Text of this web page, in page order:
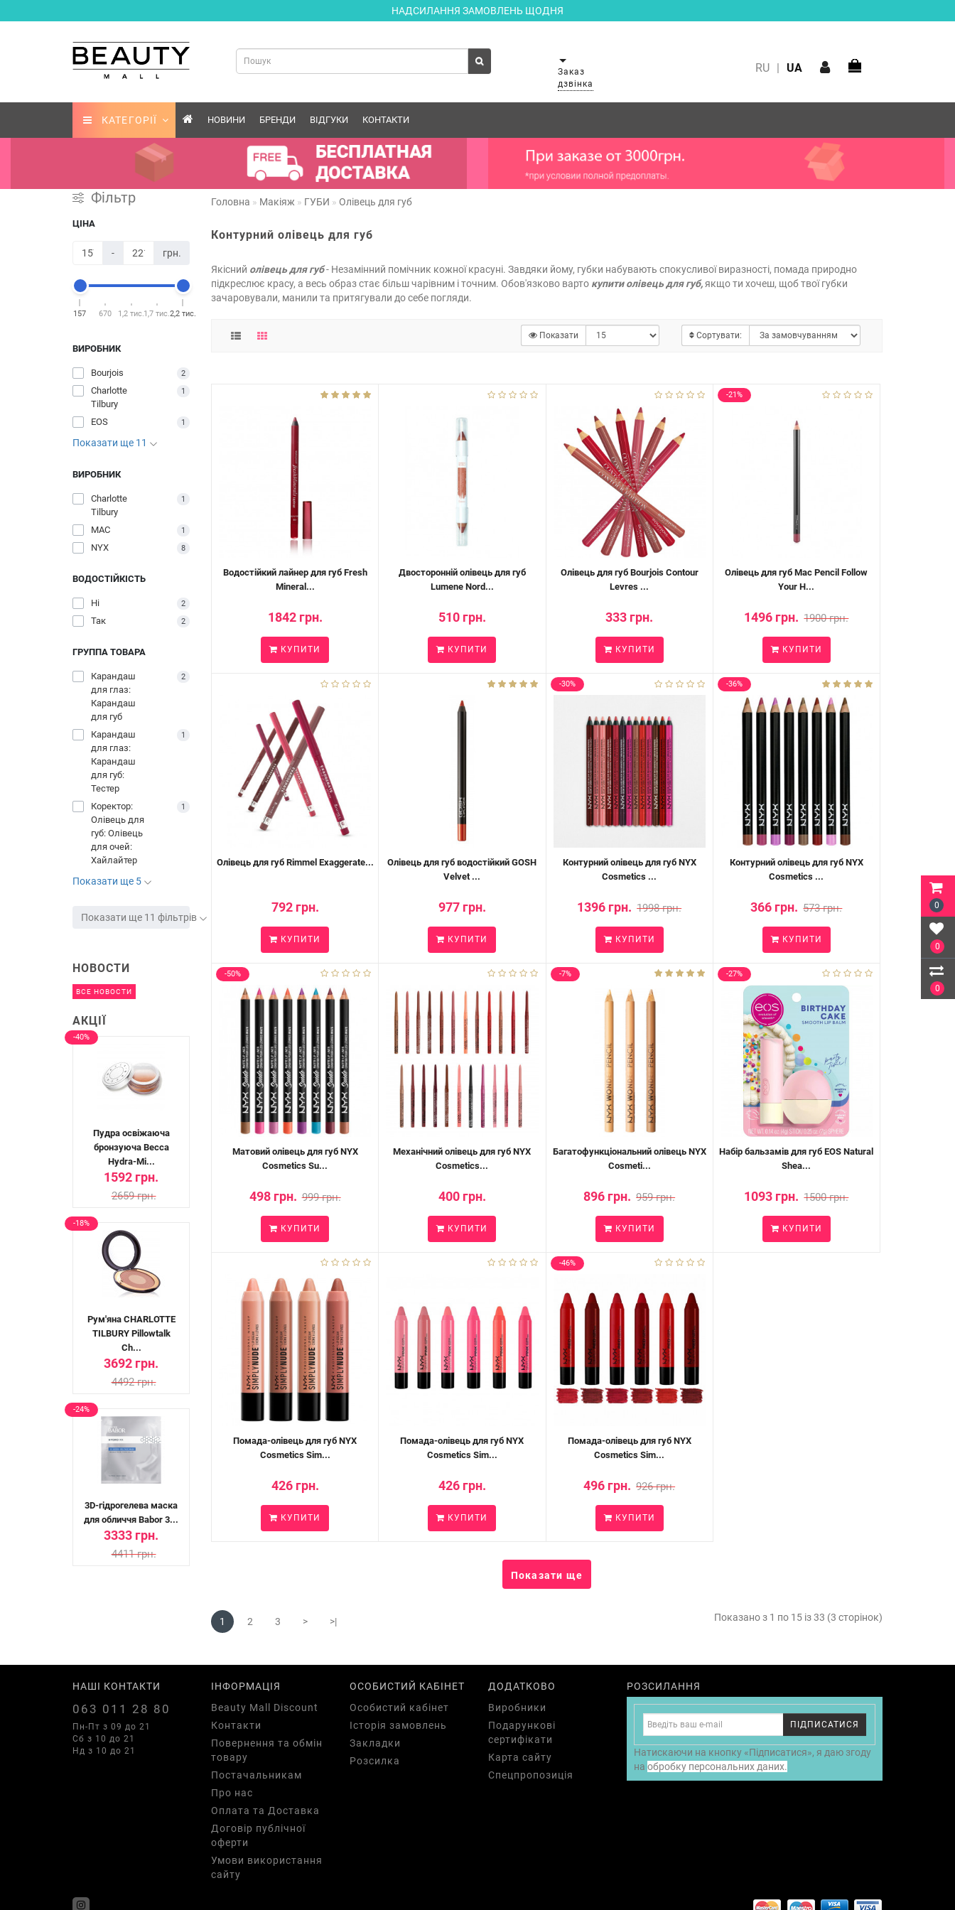
0
0
0
НАДСИЛАННЯ ЗАМОВЛЕНЬ ЩОДНЯ
Заказ
дзвінка
RU | UA
КАТЕГОРІЇ НОВИНИ БРЕНДИ ВІДГУКИ КОНТАКТИ
Фільтр
ЦІНА
- грн.
157 670 1,2 тис.1,7 тис.2,2 тис.
ВИРОБНИК
Bourjois 2
Charlotte
Tilbury
1
EOS 1
Показати ще 11
ВИРОБНИК
Charlotte
Tilbury
1
MAC 1
NYX 8
ВОДОСТІЙКІСТЬ
Ні 2
Так 2
ГРУППА ТОВАРА
Карандаш
для глаз:
Карандаш
для губ
2
Карандаш
для глаз:
Карандаш
для губ:
Тестер
1
Коректор:
Олівець для
губ: Олівець
для очей:
Хайлайтер
1
Показати ще 5
Показати ще 11 фільтрів
НОВОСТИ
ВСЕ НОВОСТИ
АКЦІЇ
-40%
Пудра освіжаюча
бронзуюча Becca
Hydra-Mi...
1592 грн.
2659 грн.
-18%
Рум'яна CHARLOTTE
TILBURY Pillowtalk
Ch...
3692 грн.
4492 грн.
-24%
3D-гідрогелева маска
для обличчя Babor 3...
3333 грн.
4411 грн.
Головна Макіяж ГУБИ Олівець для губ
Контурний олівець для губ
Якісний олівець для губ- Незамінний помічник кожної красуні. Завдяки йому, губки набувають спокусливої виразності, помада природно
підкреслює красу, а весь образ стає більш чарівним і точним. Обов'язково варто купити олівець для губ,якщо ти хочеш, щоб твої губки
зачаровували, манили та притягували до себе погляди.
Сортувати:
Показати
Водостійкий лайнер для губ Fresh
Mineral...
1842 грн.
КУПИТИ
Двосторонній олівець для губ
Lumene Nord...
510 грн.
КУПИТИ
Олівець для губ Bourjois Contour
Levres ...
333 грн.
КУПИТИ
-21%
Олівець для губ Mac Pencil Follow
Your H...
1496 грн. 1900 грн.
КУПИТИ
Олівець для губ Rimmel Exaggerate...
792 грн.
КУПИТИ
Олівець для губ водостійкий GOSH
Velvet ...
977 грн.
КУПИТИ
-30%
Контурний олівець для губ NYX
Cosmetics ...
1396 грн. 1998 грн.
КУПИТИ
-36%
Контурний олівець для губ NYX
Cosmetics ...
366 грн. 573 грн.
КУПИТИ
-50%
Матовий олівець для губ NYX
Cosmetics Su...
498 грн. 999 грн.
КУПИТИ
Механічний олівець для губ NYX
Cosmetics...
400 грн.
КУПИТИ
-7%
Багатофункціональний олівець NYX
Cosmeti...
896 грн. 959 грн.
КУПИТИ
-27%
Набір бальзамів для губ EOS Natural
Shea...
1093 грн. 1500 грн.
КУПИТИ
Помада-олівець для губ NYX
Cosmetics Sim...
426 грн.
КУПИТИ
Помада-олівець для губ NYX
Cosmetics Sim...
426 грн.
КУПИТИ
-46%
Помада-олівець для губ NYX
Cosmetics Sim...
496 грн. 926 грн.
КУПИТИ
Показати ще
1 2 3 > >| Показано з 1 по 15 із 33 (3 сторінок)
НАШІ КОНТАКТИ
063 011 28 80
Пн-Пт з 09 до 21
Сб з 10 до 21
Нд з 10 до 21
ІНФОРМАЦІЯ
Beauty Mall Discount
Контакти
Повернення та обмін
товару
Постачальникам
Про нас
Оплата та Доставка
Договір публічної
оферти
Умови використання
сайту
ОСОБИСТИЙ КАБІНЕТ
Особистий кабінет
Історія замовлень
Закладки
Розсилка
ДОДАТКОВО
Виробники
Подарункові
сертифікати
Карта сайту
Спецпропозиція
РОЗСИЛАННЯ
ПІДПИСАТИСЯ
Натискаючи на кнопку «Підписатися», я даю згоду
на обробку персональних даних.